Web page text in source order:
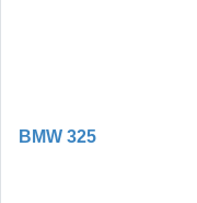
BMW 325